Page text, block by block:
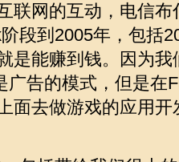
联网的互动，电信
段到2005年，包括
是能赚到钱。因为
广告的模式，但是在
面去做游戏的应用